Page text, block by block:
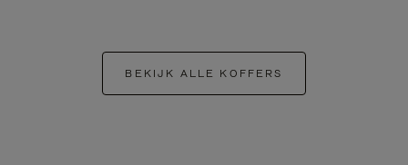
BEKIJK ALLE KOFFERS